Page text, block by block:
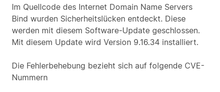
Im Quellcode des Internet Domain Name Servers
Bind wurden Sicherheitslücken entdeckt. Diese
werden mit diesem Software-Update geschlossen.
Mit diesem Update wird Version 9.16.34 installiert.
Die Fehlerbehebung bezieht sich auf folgende CVE-
Nummern